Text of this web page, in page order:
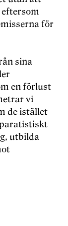
för
sina
en förlust
vi
de istället
utbilda